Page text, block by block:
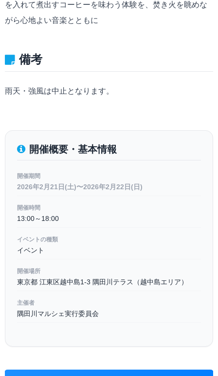
を入れて煮出すコーヒーを味わう体験を、焚き火を眺めな
がら心地よい音楽とともに
備考
雨天・強風は中止となります。
開催概要・基本情報
開催期間
2026年2月21日(土)〜2026年2月22日(日)
開催時間
13:00～18:00
イベントの種類
イベント
開催場所
東京都 江東区越中島1-3 隅田川テラス（越中島エリア）
主催者
隅田川マルシェ実行委員会